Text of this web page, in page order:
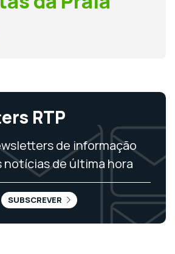
RTP
de informação
notícias de última hora
SUBSCREVER